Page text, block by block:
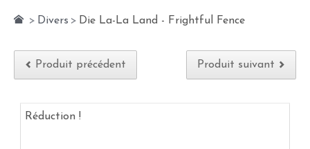
> Divers > Die La-La Land - Frightful Fence
Produit précédent Produit suivant
Réduction !